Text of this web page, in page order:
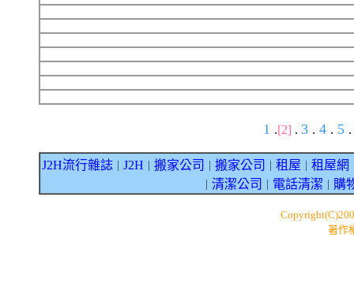
1 .[2] . 3 . 4 . 5 .
J2H流行雜誌 J2H 搬家公司 搬家公司 租屋 租屋網
清潔公司 電話清潔 購
著作